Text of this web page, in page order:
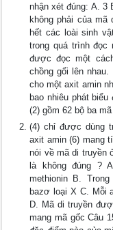
nhận xét đúng: A. 3
không phải của mã
hết các loài sinh
trong quá trình
được đọc một
chồng gối lên
cho một axit amin
bao nhiêu phát
(2) gồm 62 bộ ba
(4) chỉ được dùng
axit amin (6) mang
nói về mã di truyền
là không đúng ?
methionin B.
bazơ loại X C. Mỗi
D. Mã di truyền
mang mã gốc Câu